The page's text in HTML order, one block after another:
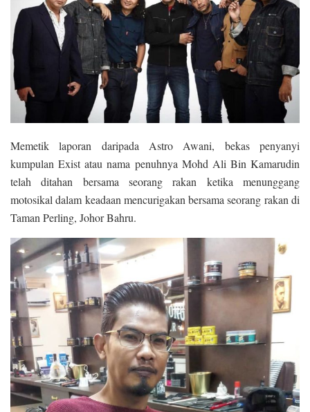
Memetik laporan daripada Astro Awani, bekas penyanyi
kumpulan Exist atau nama penuhnya Mohd Ali Bin Kamarudin
telah ditahan bersama seorang rakan ketika menunggang
motosikal dalam keadaan mencurigakan bersama seorang rakan di
Taman Perling, Johor Bahru.